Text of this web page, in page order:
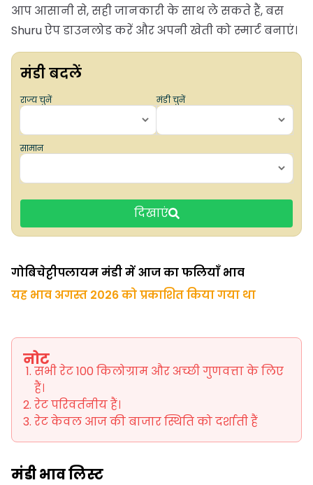
आप आसानी से, सही जानकारी के साथ ले सकते हैं, बस
Shuru ऐप डाउनलोड करें और अपनी खेती को स्मार्ट बनाएं।
मंडी बदलें
राज्य चुनें मंडी चुनें
सामान
दिखाएं
गोबिचेट्टीपलायम मंडी में आज का फलियाँ भाव
यह भाव अगस्त 2026 को प्रकाशित किया गया था
नोट
सभी रेट 100 किलोग्राम और अच्छी गुणवत्ता के लिए
हैं।
रेट परिवर्तनीय हैं।
रेट केवल आज की बाजार स्थिति को दर्शाती हैं
मंडी भाव लिस्ट